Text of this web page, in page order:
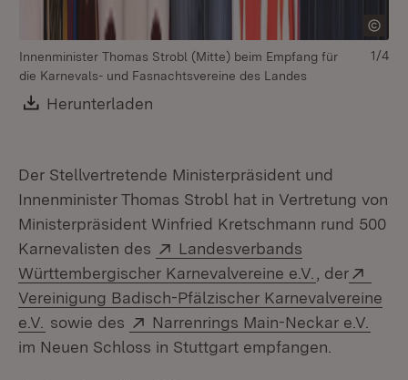
Innenminister Thomas Strobl (Mitte) beim Empfang für
die Karnevals- und Fasnachtsvereine des Landes
Download:
Herunterladen
1/4
Der Stellvertretende Ministerpräsident und
Innenminister Thomas Strobl hat in Vertretung von
Ministerpräsident Winfried Kretschmann rund 500
Karnevalisten des
Extern:
Landesverbands
Württembergischer Karnevalvereine e.V.
(Öffnet in
, der
Vereinigung Badisch-Pfälzischer Karnevalvereine
e.V. (Öffnet in neuem Fenster)
sowie des Extern:
Narrenrings Main-Neckar e.V.
im Neuen Schloss in Stuttgart empfangen.